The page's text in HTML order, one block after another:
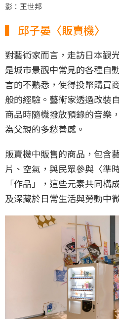
影：王世邦
▍ 邱子晏〈販賣機〉
對藝術家而言，走訪日本觀
是城市景觀中常見的各種自
言的不熟悉，使得投幣購買
般的經驗。藝術家透過改裝
商品時隨機撥放預錄的音樂
為父親的多愁善感。
販賣機中販售的商品，包含
片、空氣，與民眾參與〈準
「作品」，這些元素共同構
及深藏於日常生活與勞動中